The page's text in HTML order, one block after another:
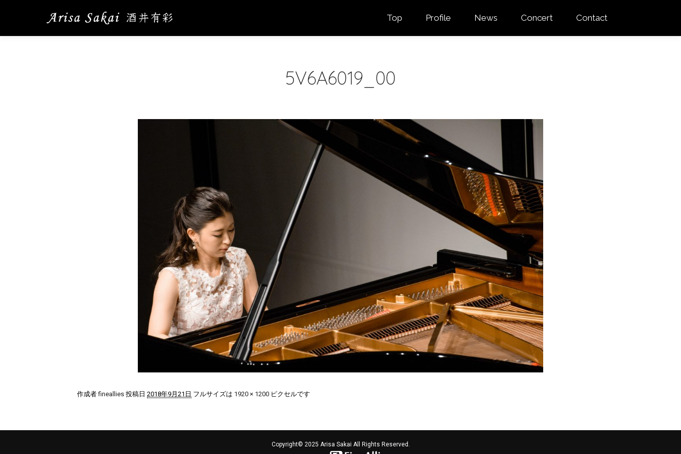
Top Profile News Concert Contact
5V6A6019_00
作成者fineallies 投稿日 2018年9月21日 フルサイズは 1920 × 1200 ピクセルです
Copyright© 2025 Arisa Sakai All Rights Reserved.